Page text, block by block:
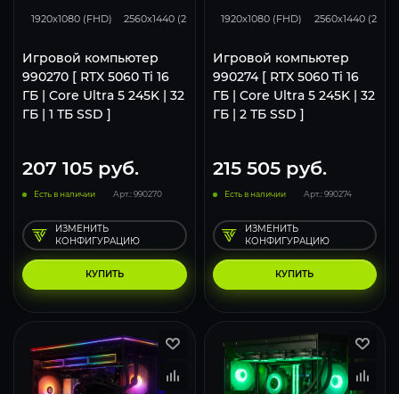
1920x1080 (FHD) 2560x1440 (2K) 3840x2160 (4K)
Игровой компьютер
990270 [ RTX 5060 Ti 16
ГБ | Core Ultra 5 245K | 32
ГБ | 1 ТБ SSD ]
207 105 руб.
Есть в наличии Арт.: 990270
КУПИТЬ
ИЗМЕНИТЬ
КОНФИГУРАЦИЮ
1920x1080 (FHD) 2560x1440 (2K)
Игровой компьютер
990274 [ RTX 5060 Ti 16
ГБ | Core Ultra 5 245K | 32
ГБ | 2 ТБ SSD ]
215 505руб.
Есть в наличии Арт.: 990274
КУПИТЬ
ИЗМЕНИТЬ
КОНФИГУРАЦИЮ